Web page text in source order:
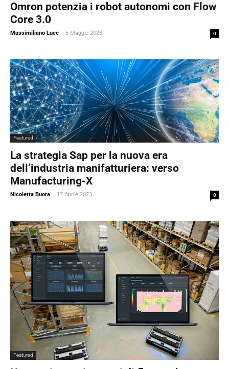
Omron potenzia i robot autonomi con Flow
Core 3.0
Massimiliano Luce - 5 Maggio 2023 0
Featured
La strategia Sap per la nuova era
dell’industria manifatturiera: verso
Manufacturing-X
Nicoletta Buora - 17 Aprile 2023 0
Featured